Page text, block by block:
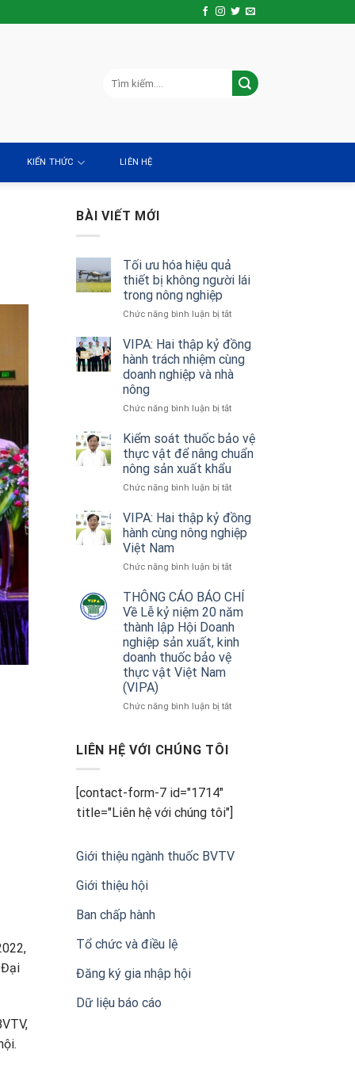
KIẾN THỨC LIÊN HỆ
Đại
BÀI VIẾT MỚI
Tối ưu hóa hiệu quả
thiết bị không người lái
trong nông nghiệp
Chức năng bình luận bị tắtở
ưu
hóa
hiệu
quả
bị
người
trong
nông
nghiệp
VIPA: Hai thập kỷ đồng
hành trách nhiệm cùng
doanh nghiệp và nhà
nông
Chức năng bình luận bị tắtở
Hai
thập
kỷ
đồng
hành
nhiệm
cùng
doanh
và
nông
Kiểm soát thuốc bảo vệ
thực vật để nâng chuẩn
nông sản xuất khẩu
Chức năng bình luận bị tắtở
soát
thuốc
bảo
thực
để
nâng
nông
sản
xuất
VIPA: Hai thập kỷ đồng
hành cùng nông nghiệp
Việt Nam
Chức năng bình luận bị tắtở
Hai
thập
kỷ
đồng
hành
cùng
THÔNG CÁO BÁO CHÍ
Về Lễ kỷ niệm 20 năm
thành lập Hội Doanh
nghiệp sản xuất, kinh
doanh thuốc bảo vệ
thực vật Việt Nam
(VIPA)
Chức năng bình luận bị tắtở
thành
LIÊN HỆ VỚI CHÚNG TÔI
[contact-form-7 id="1714"
title="Liên hệ với chúng tôi"]
Giới thiệu ngành thuốc BVTV
Giới thiệu hội
Ban chấp hành
Tổ chức và điều lệ
Đăng ký gia nhập hội
Dữ liệu báo cáo